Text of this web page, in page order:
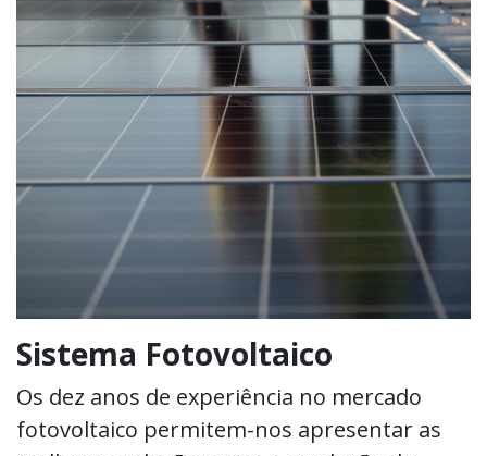
Sistema Fotovoltaico
Os dez anos de experiência no mercado
fotovoltaico permitem-nos apresentar as